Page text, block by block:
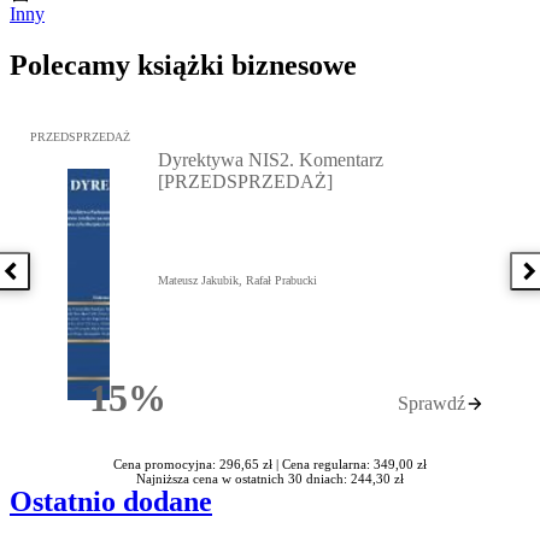
Inny
Polecamy książki biznesowe
Poprzednia książka
Przejdź do: Dyrektywa NIS2. Komentarz [PRZEDSPRZEDAŻ],
PRZEDSPRZEDAŻ
15%Rabatu
Dyrektywa NIS2. Komentarz
[PRZEDSPRZEDAŻ]
Mateusz Jakubik, Rafał Prabucki
Sprawdź
Cena promocyjna: 296,65 zł | Cena regularna: 349,00 zł
Najniższa cena w ostatnich 30 dniach: 244,30 zł
Ostatnio dodane